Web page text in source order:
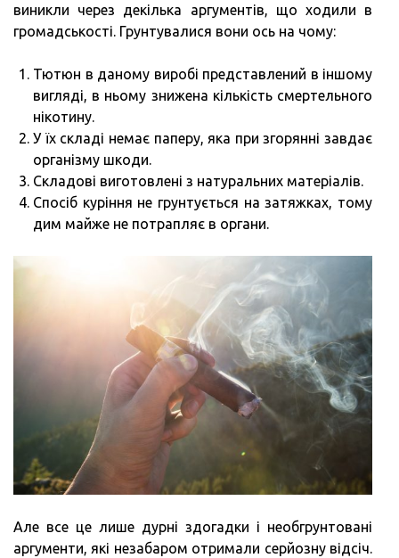
виникли через декілька аргументів, що ходили в
громадськості. Грунтувалися вони ось на чому:
Тютюн в даному виробі представлений в іншому
вигляді, в ньому знижена кількість смертельного
нікотину.
У їх складі немає паперу, яка при згорянні завдає
організму шкоди.
Складові виготовлені з натуральних матеріалів.
Спосіб куріння не грунтується на затяжках, тому
дим майже не потрапляє в органи.
Але все це лише дурні здогадки і необгрунтовані
аргументи, які незабаром отримали серйозну відсіч.